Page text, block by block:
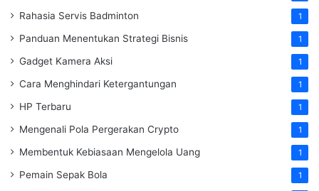
Rahasia Servis Badminton 1
Panduan Menentukan Strategi Bisnis 1
Gadget Kamera Aksi 1
Cara Menghindari Ketergantungan 1
HP Terbaru 1
Mengenali Pola Pergerakan Crypto 1
Membentuk Kebiasaan Mengelola Uang 1
Pemain Sepak Bola 1